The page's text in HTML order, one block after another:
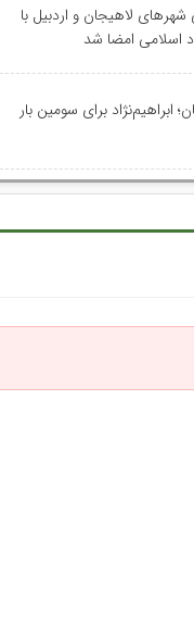
لاهیجان و اردبیل با
اسلامی امضا شد
ابراهیم‌نژاد برای سومین بار